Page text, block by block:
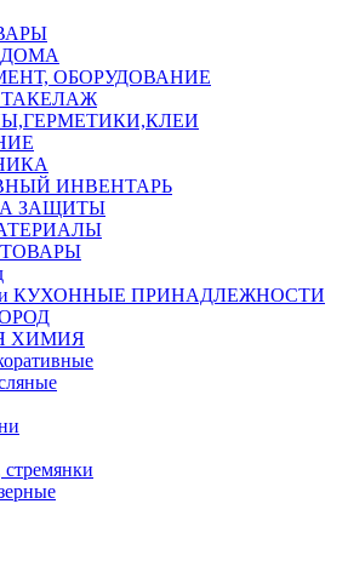
ОБОРУДОВАНИЕ
ИНВЕНТАРЬ
ЗАЩИТЫ
КУХОННЫЕ ПРИНАДЛЕЖНОСТИ
ХИМИЯ